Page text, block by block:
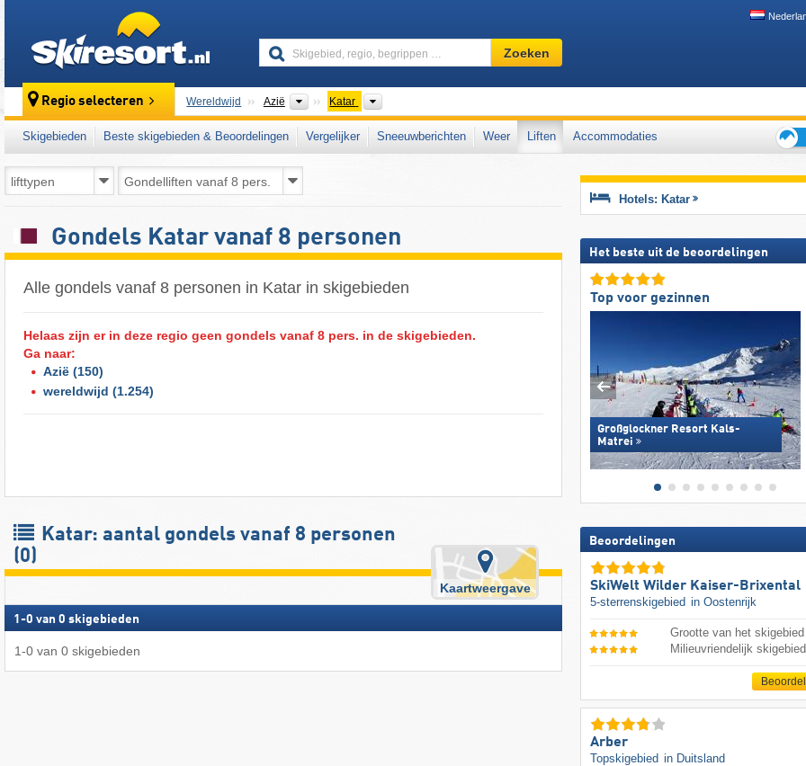
Skigebied,
regio,
Zoeken
Regio selecteren Wereldwijd Azië Continenten
Katar
Skigebieden Beste skigebieden & Beoordelingen Vergelijker Sneeuwberichten Weer Liften
Accommodaties
voor
Gondels Katar vanaf 8 personen
Alle gondels vanaf 8 personen in Katar in skigebieden
Helaas zijn er in deze regio geen gondels vanaf 8 pers. in de skigebieden.
Ga naar:
Azië (150)
wereldwijd (1.254)
Katar: aantal gondels vanaf 8 personen
(0)
Kaartweergave
1 -0 van 0 skigebieden
1-0 van 0 skigebieden
Hotels: Katar
Het beste uit de beoordelingen
Top voor gezinnen
Großglockner Resort Kals-
Matrei
Beoordelingen
SkiWelt Wilder Kaiser-Brixental
5-sterrenskigebied in Oostenrijk
Grootte van het skigebied
Milieuvriendelijk skigebied
Arber
Topskigebied in Duitsland